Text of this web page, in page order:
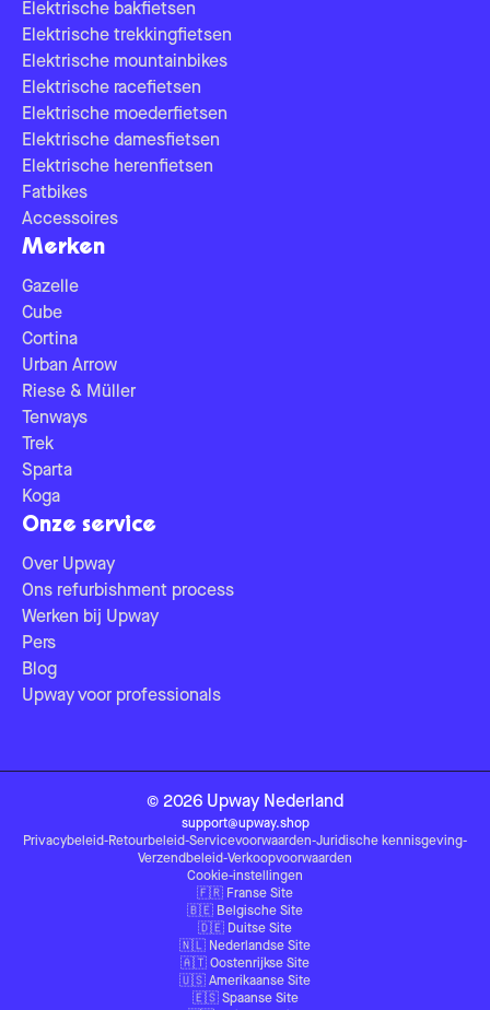
Elektrische bakfietsen
Elektrische trekkingfietsen
Elektrische mountainbikes
Elektrische racefietsen
Elektrische moederfietsen
Elektrische damesfietsen
Elektrische herenfietsen
Fatbikes
Accessoires
Merken
Gazelle
Cube
Cortina
Urban Arrow
Riese & Müller
Tenways
Trek
Sparta
Koga
Onze service
Over Upway
Ons refurbishment process
Werken bij Upway
Pers
Blog
Upway voor professionals
© 2026 Upway Nederland
support@upway.shop
Privacybeleid-Retourbeleid-Servicevoorwaarden-Juridische kennisgeving-
Verzendbeleid-Verkoopvoorwaarden
Cookie-instellingen
🇫🇷 Franse Site
🇧🇪 Belgische Site
🇩🇪 Duitse Site
🇳🇱 Nederlandse Site
🇦🇹 Oostenrijkse Site
🇺🇸 Amerikaanse Site
🇪🇸 Spaanse Site